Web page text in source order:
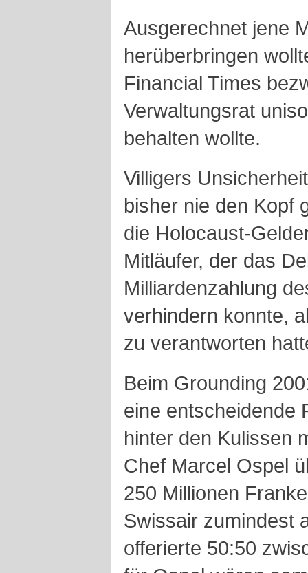
Ausgerechnet jene
herüberbringen
Financial Times
Verwaltungsrat
behalten wollte.
Villigers
bisher nie den Kopf
die Holocaust-
Mitläufer, der das
Milliardenzahlung
verhindern konnte,
zu verantworten
Beim Grounding
eine entscheidende
hinter den Kulissen
Chef Marcel Ospel
250 Millionen
Swissair zumindest
offerierte 50:50